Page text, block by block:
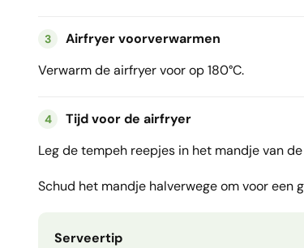
3
Airfryer voorverwarmen
Verwarm de airfryer voor op 180°C.
4
Tijd voor de airfryer
Leg de tempeh reepjes in het mandje van
Schud het mandje halverwege om voor een
Serveertip